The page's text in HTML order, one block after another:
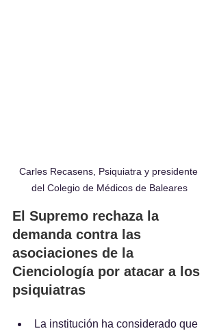
Carles Recasens, Psiquiatra y presidente
del Colegio de Médicos de Baleares
El Supremo rechaza la
demanda contra las
asociaciones de la
Cienciología por atacar a los
psiquiatras
La institución ha considerado que